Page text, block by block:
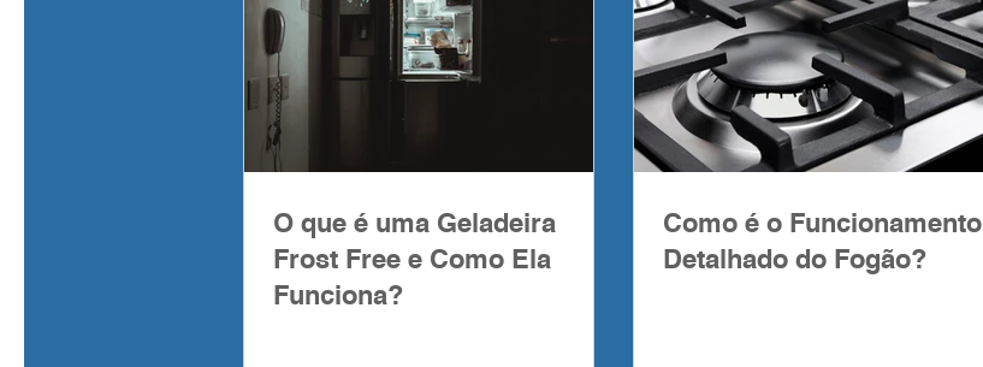
O que é uma Geladeira
Frost Free e Como Ela
Funciona?
Como é o Funcionamento
Detalhado do Fogão?